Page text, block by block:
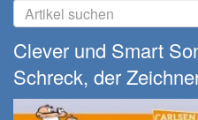
Clever und Smart
Schreck, der